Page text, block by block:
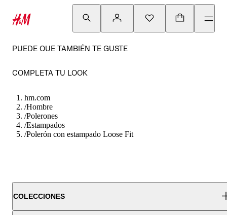
PUEDE QUE TAMBIÉN TE GUSTE
COMPLETA TU LOOK
hm.com
/Hombre
/Polerones
/Estampados
/Polerón con estampado Loose Fit
COLECCIONES